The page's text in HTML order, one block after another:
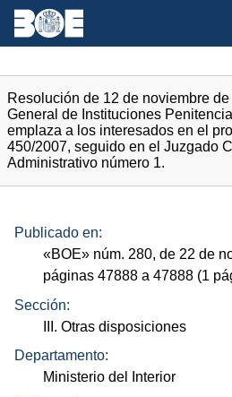
Resolución de 12 de noviembre
General de Instituciones
emplaza a los interesados en el
450/2007, seguido en el Juzgado
Administrativo número 1.
Publicado en:
«BOE» núm. 280, de 22 de
páginas 47888 a 47888 (1
Sección:
III. Otras disposiciones
Departamento:
Ministerio del Interior